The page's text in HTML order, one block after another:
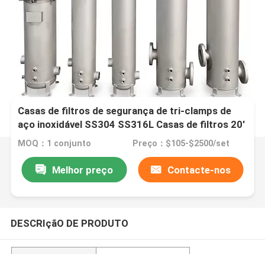
Casas de filtros de segurança de tri-clamps de
aço inoxidável SS304 SS316L Casas de filtros 20'
30' 40' Casas de filtros de cartuchos
MOQ：1 conjunto Preço：$105-$2500/set
Melhor preço Contacte-nos
DESCRIçãO DE PRODUTO